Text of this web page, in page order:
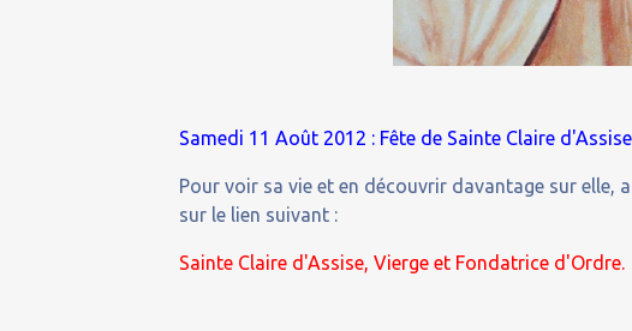
Samedi 11 Août 2012 : Fête de Sainte Claire
Pour voir sa vie et en découvrir davantage sur elle,
sur le lien suivant :
Sainte Claire d'Assise, Vierge et Fondatrice d'Ordre.